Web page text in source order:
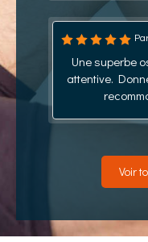
Une superbe
attentive.
Voir